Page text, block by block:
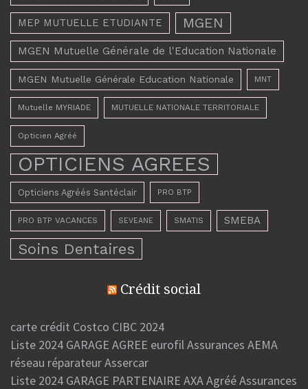
MEP MUTUELLE ETUDIANTE MGEN
MGEN Mutuelle Générale de l'Education Nationale
MGEN Mutuelle Générale Education Nationale MNT
Mutuelle MYRIADE MUTUELLE NATIONALE TERRITORIALE
Opticien Agréé
OPTICIENS AGREES
Opticiens Agréés Santéclair PRO BTP
PRO BTP VACANCES SEVEANE SMATIS SMEBA
Soins Dentaires
Crédit social
carte crédit Costco CIBC 2024
Liste 2024 GARAGE AGREE eurofil Assurances AEMA
réseau réparateur Assercar
Liste 2024 GARAGE PARTENAIRE AXA Agréé Assurances